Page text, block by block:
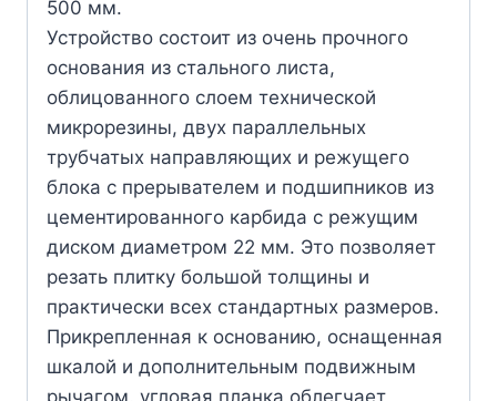
500 мм.
Устройство состоит из очень прочного
основания из стального листа,
облицованного слоем технической
микрорезины, двух параллельных
трубчатых направляющих и режущего
блока с прерывателем и подшипников из
цементированного карбида с режущим
диском диаметром 22 мм. Это позволяет
резать плитку большой толщины и
практически всех стандартных размеров.
Прикрепленная к основанию, оснащенная
шкалой и дополнительным подвижным